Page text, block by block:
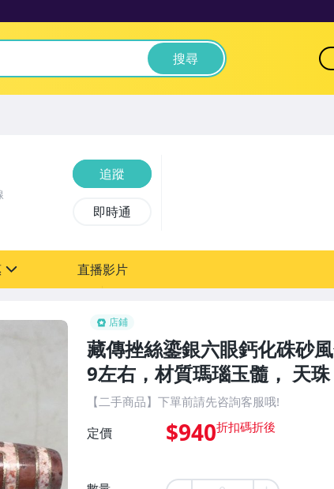
搜尋
店鋪
藏傳挫絲鎏銀六眼鈣化硃砂
9左右，材質瑪瑙玉髓， 天
【二手商品】下單前請先咨詢客服哦!
定價 $940
追蹤
即時通
直播影片